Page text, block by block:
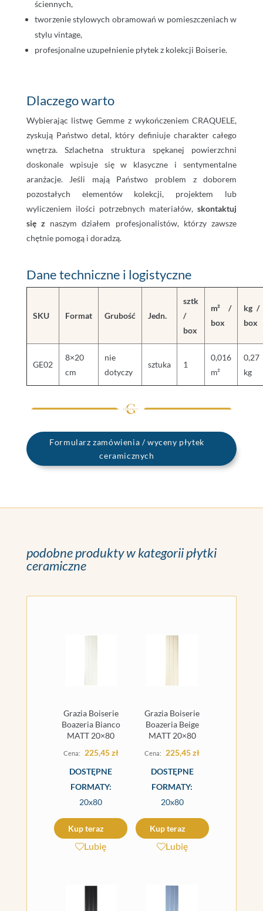
ściennych,
tworzenie stylowych obramowań w pomieszczeniach w
stylu vintage,
profesjonalne uzupełnienie płytek z kolekcji Boiserie.
Dlaczego warto
Wybierając listwę Gemme z wykończeniem CRAQUELE,
zyskują Państwo detal, który definiuje charakter całego
wnętrza. Szlachetna struktura spękanej powierzchni
doskonale wpisuje się w klasyczne i sentymentalne
aranżacje. Jeśli mają Państwo problem z doborem
pozostałych elementów kolekcji, projektem lub
wyliczeniem ilości potrzebnych materiałów,skontaktuj
się z naszym działem profesjonalistów, którzy zawsze
chętnie pomogą i doradzą.
Dane techniczne i logistyczne
SKU Format Grubość Jedn.
sztk
/
box
m² /
box
kg /
box
GE02
8×20
cm
nie
dotyczy
sztuka 1
0,016
m²
0,27
kg
Formularz zamówienia / wyceny płytek
ceramicznych
podobne produkty w kategorii płytki
ceramiczne
Grazia Boiserie
Boazeria Bianco
MATT 20×80
225,45zł
DOSTĘPNE
FORMATY:
20x80
Kup teraz
Lubię
Grazia Boiserie
Boazeria Beige
MATT 20×80
225,45zł
DOSTĘPNE
FORMATY:
20x80
Kup teraz
Lubię